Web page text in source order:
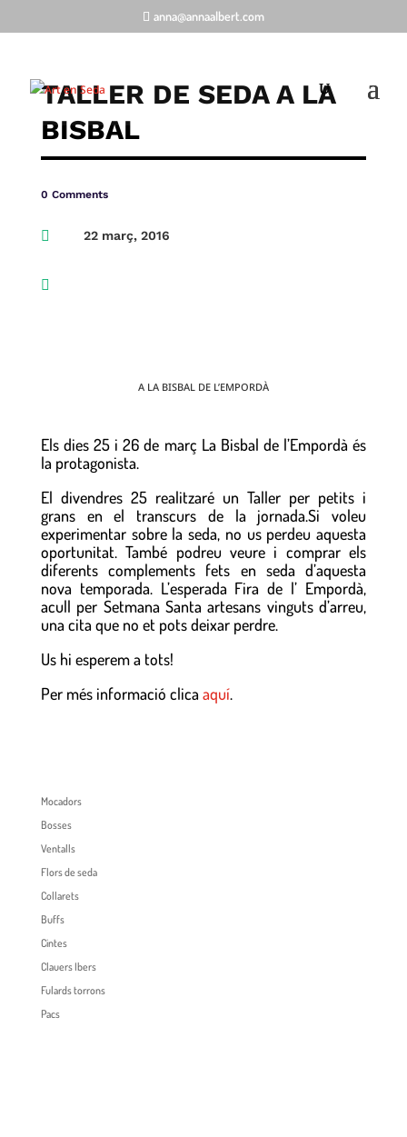
anna@annaalbert.com
TALLER DE SEDA A LA
BISBAL
0 Comments
 22 març, 2016

A LA BISBAL DE L’EMPORDÀ
Els dies 25 i 26 de març La Bisbal de l’Empordà és
la protagonista.
El divendres 25 realitzaré un Taller per petits i
grans en el transcurs de la jornada.Si voleu
experimentar sobre la seda, no us perdeu aquesta
oportunitat. També podreu veure i comprar els
diferents complements fets en seda d’aquesta
nova temporada. L’esperada Fira de l’ Empordà,
acull per Setmana Santa artesans vinguts d’arreu,
una cita que no et pots deixar perdre.
Us hi esperem a tots!
Per més informació clica aquí.
Mocadors
Bosses
Ventalls
Flors de seda
Collarets
Buffs
Cintes
Clauers Ibers
Fulards torrons
Pacs